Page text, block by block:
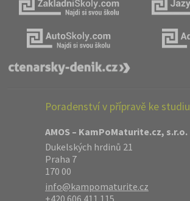
Poradenství v přípravě ke studiu
AMOS – KamPoMaturite.cz, s.r.o.
Dukelských hrdinů 21
Praha 7
170 00
info@kampomaturite.cz